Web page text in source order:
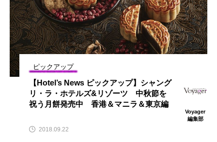
ピックアップ
【Hotel’s News ピックアップ】シャング
リ・ラ・ホテルズ&リゾーツ 中秋節を
祝う月餅発売中 香港＆マニラ＆東京編
Voyager
編集部
2018.09.22